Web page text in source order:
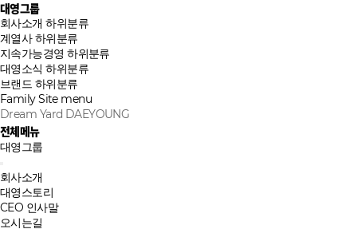
대영그룹
회사소개 하위분류
계열사 하위분류
지속가능경영 하위분류
대영소식 하위분류
브랜드 하위분류
Family Site menu
Dream Yard DAEYOUNG
전체메뉴
대영그룹
회사소개
대영스토리
CEO 인사말
오시는길